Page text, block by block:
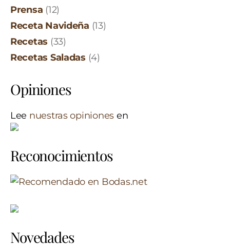
Prensa (12)
Receta Navideña (13)
Recetas (33)
Recetas Saladas (4)
Opiniones
Lee nuestras opiniones en
Reconocimientos
Novedades